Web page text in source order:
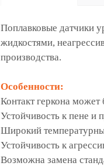
Поплавковые датчики
жидкостями,
производства.
Особенности:
Контакт геркона
Устойчивость к пене и
Широкий
Устойчивость к
Возможна замена